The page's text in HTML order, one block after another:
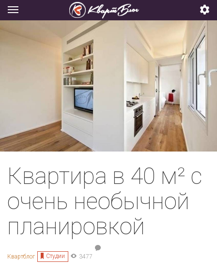
Квартира в 40 м² с
очень необычной
планировкой
Квартблог Студии 3477